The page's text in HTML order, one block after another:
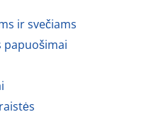
ir svečiams
papuošimai